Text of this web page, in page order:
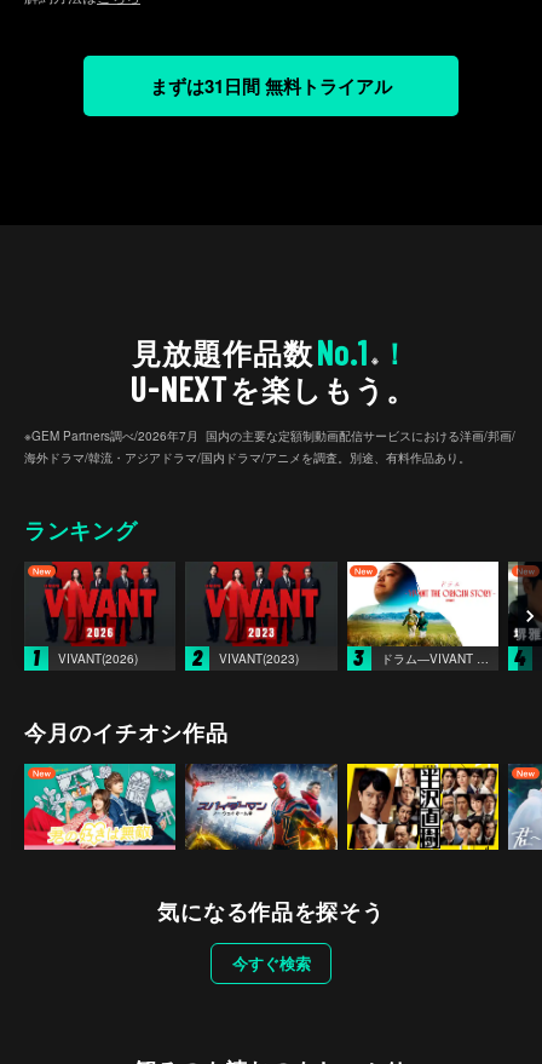
まずは31日間 無料トライアル
見放題作品数No.1 ※
！
U-NEXTを楽しもう。
※GEM Partners調べ/2026年7⽉ 国内の主要な定額制動画配信サービスにおける洋画/邦画/
海外ドラマ/韓流・アジアドラマ/国内ドラマ/アニメを調査。別途、有料作品あり。
ランキング
1 VIVANT(2026) 2 VIVANT(2023) 3 ドラム―VIVANT THE ORIGIN STORY― 4
今月のイチオシ作品
気になる作品を探そう
今すぐ検索